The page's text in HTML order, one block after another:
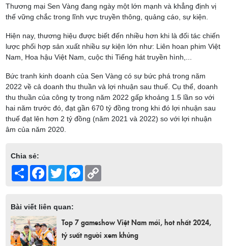
Thương mại Sen Vàng đang ngày một lớn mạnh và khẳng định vị
thế vững chắc trong lĩnh vực truyền thông, quảng cáo, sự kiện.
Hiện nay, thương hiệu được biết đến nhiều hơn khi là đối tác chiến
lược phối hợp sản xuất nhiều sự kiện lớn như: Liên hoan phim Việt
Nam, Hoa hậu Việt Nam, cuộc thi Tiếng hát truyền hình,...
Bức tranh kinh doanh của Sen Vàng có sự bức phá trong năm
2022 về cả doanh thu thuần và lợi nhuận sau thuế. Cụ thể, doanh
thu thuần của công ty trong năm 2022 gấp khoảng 1.5 lần so với
hai năm trước đó, đạt gần 670 tỷ đồng trong khi đó lợi nhuận sau
thuế đạt lên hơn 2 tỷ đồng (năm 2021 và 2022) so với lợi nhuận
âm của năm 2020.
Chia sẻ:
Share Facebook
TwitterMessenger
Bài viết liên quan:
Top 7 gameshow Việt Nam mới, hot nhất 2024,
tỷ suất người xem khủng